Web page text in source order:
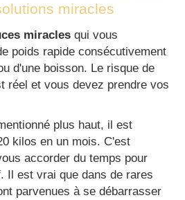
miracles
miracles qui vous
poids rapide consécutivement
d'une boisson. Le risque de
réel et vous devez prendre vos
plus haut, il est
kilos en un mois. C'est
accorder du temps pour
Il est vrai que dans de rares
parvenues à se débarrasser